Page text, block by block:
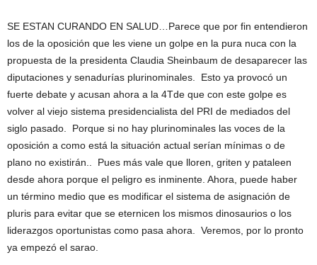
SE ESTAN CURANDO EN SALUD…Parece que por fin entendieron
los de la oposición que les viene un golpe en la pura nuca con la
propuesta de la presidenta Claudia Sheinbaum de desaparecer las
diputaciones y senadurías plurinominales. Esto ya provocó un
fuerte debate y acusan ahora a la 4Tde que con este golpe es
volver al viejo sistema presidencialista del PRI de mediados del
siglo pasado. Porque si no hay plurinominales las voces de la
oposición a como está la situación actual serían mínimas o de
plano no existirán.. Pues más vale que lloren, griten y pataleen
desde ahora porque el peligro es inminente. Ahora, puede haber
un término medio que es modificar el sistema de asignación de
pluris para evitar que se eternicen los mismos dinosaurios o los
liderazgos oportunistas como pasa ahora. Veremos, por lo pronto
ya empezó el sarao.